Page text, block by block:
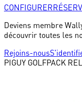
CONFIGURER
Deviens membre
découvrir toutes les
Rejoins-nous
PIGUY GOLFPACK